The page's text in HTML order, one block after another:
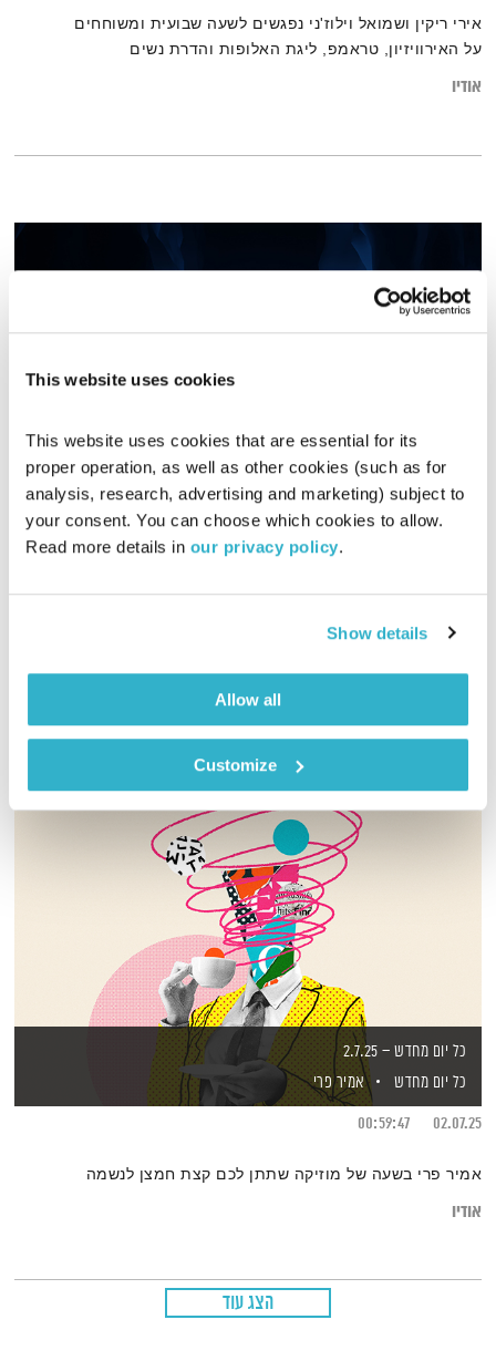
This website uses cookies
This website uses cookies that are essential for its
proper operation, as well as other cookies (such as for
analysis, research, advertising and marketing) subject to
your consent. You can choose which cookies to allow.
Read more details in our privacy policy.
Show details
Allow all
Customize
אירי ריקין ושמואל וילוז'ני נפגשים לשעה שבועית ומשוחחים
על האירוויזיון, טראמפ, ליגת האלופות והדרת נשים
אודיו
עולם קטן – 27.6.23
עולם קטן
אורי בנקהלטר
מסע מוזיקלי יומי עם אורי בנקהלטר, והפעם – דאון טמפו,
מסע,רך,אלקטרוני
כל יום מחדש – 2.7.25
כל יום מחדש
אמיר פרי
02.07.25
00:59:47
אמיר פרי בשעה של מוזיקה שתתן לכם קצת חמצן לנשמה
אודיו
הצג עוד